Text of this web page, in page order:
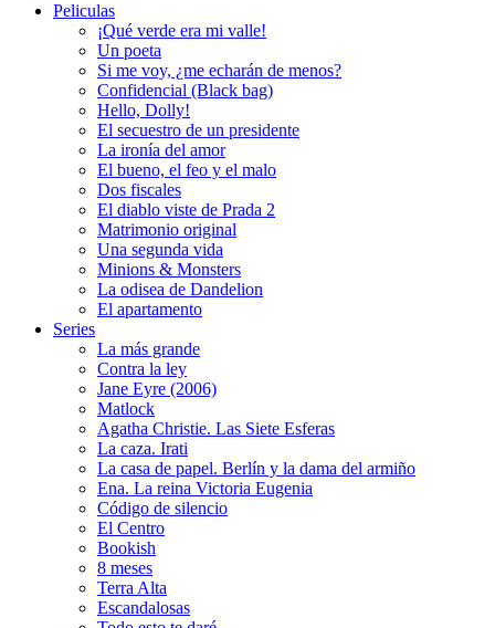
Peliculas
¡Qué verde era mi valle!
Un poeta
Si me voy, ¿me echarán de menos?
Confidencial (Black bag)
Hello, Dolly!
El secuestro de un presidente
La ironía del amor
El bueno, el feo y el malo
Dos fiscales
El diablo viste de Prada 2
Matrimonio original
Una segunda vida
Minions & Monsters
La odisea de Dandelion
El apartamento
Series
La más grande
Contra la ley
Jane Eyre (2006)
Matlock
Agatha Christie. Las Siete Esferas
La caza. Irati
La casa de papel. Berlín y la dama del armiño
Ena. La reina Victoria Eugenia
Código de silencio
El Centro
Bookish
8 meses
Terra Alta
Escandalosas